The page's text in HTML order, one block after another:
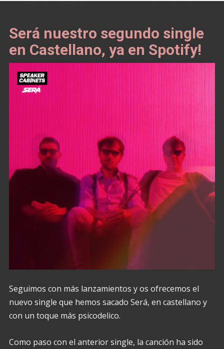
Será nuestro segundo single
en Castellano, ya en Spotify!
Seguimos con más lanzamientos y os ofrecemos el
nuevo single que hemos sacado Será, en castellano y
con un toque más psicodelico.
Como paso con el anterior single, la canción ha sido